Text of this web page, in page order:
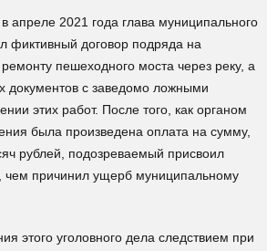
апреле 2021 года глава муниципального
фиктивный договор подряда на
пешеходного моста через реку, а
документов с заведомо ложными
этих работ. После того, как органом
была произведена оплата на сумму,
рублей, подозреваемый присвоил
чем причинил ущерб муниципальному
этого уголовного дела следствием при